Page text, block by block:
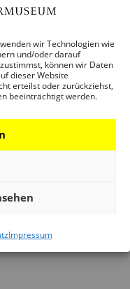
wir Technologien wie
und/oder darauf
können wir Daten
dieser Website
erteilst oder zurückziehst,
beeinträchtigt werden.
Impressum